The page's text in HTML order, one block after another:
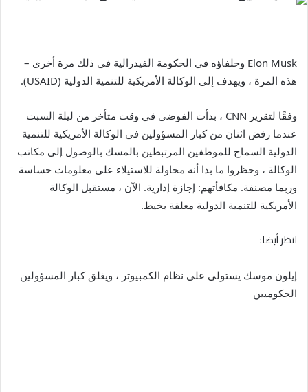
Elon Musk وحلفاؤه في الحكومة الفيدرالية في ذلك مرة أخرى –
هذه المرة ، ويهدف إلى الوكالة الأمريكية للتنمية الدولية (USAID).
وفقًا لتقرير CNN ، بدأت الفوضى في وقت متأخر من ليلة السبت
عندما رفض اثنان من كبار المسؤولين في الوكالة الأمريكية للتنمية
الدولية السماح للموظفين المرتبطين بالمسك بالوصول إلى مكاتب
الوكالة ، وحظروا ما بدا أنه محاولة للاستيلاء على معلومات حساسة
وربما مصنفة. مكافأتهم: إجازة إدارية. الآن ، مستقبل الوكالة
الأمريكية للتنمية الدولية معلقة بخيط.
انظر أيضا:
إيلون موسك يستولى على نظام الكمبيوتر ، ويغلق كبار المسؤولين
الحكوميين